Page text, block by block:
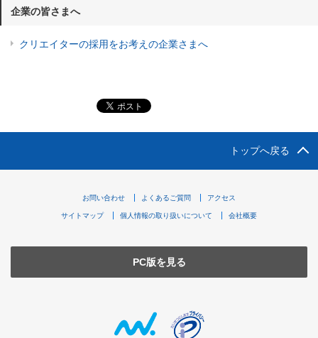
企業の皆さまへ
クリエイターの採用をお考えの企業さまへ
トップへ戻る
お問い合わせ よくあるご質問 アクセス
サイトマップ 個人情報の取り扱いについて 会社概要
PC版を見る